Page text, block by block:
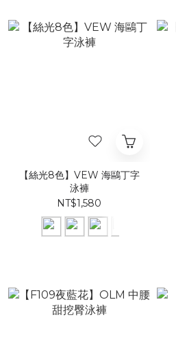
【絲光8色】VEW 海鷗丁字
泳褲
NT$1,580